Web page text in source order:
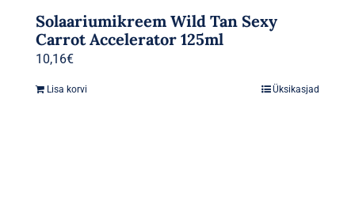
Solaariumikreem Wild Tan Sexy
Carrot Accelerator 125ml
10,16€
Lisa korvi Üksikasjad